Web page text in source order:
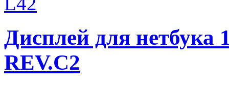
Дисплей для нетбука
REV.C2